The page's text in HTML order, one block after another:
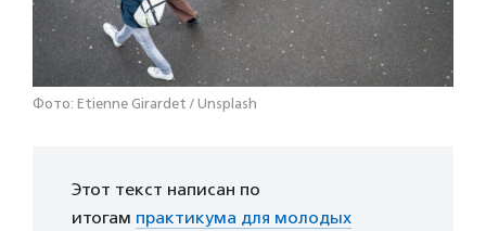
Фото: Etienne Girardet / Unsplash
Этот текст написан по
итогам практикума для молодых